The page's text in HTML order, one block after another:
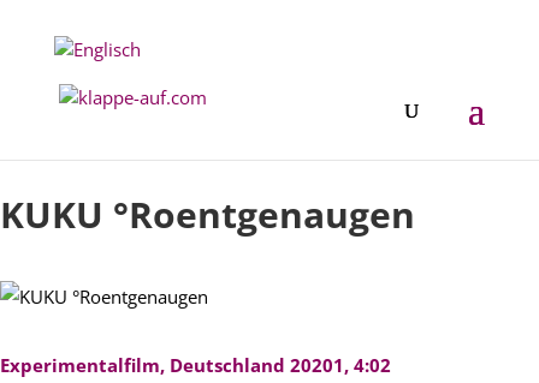
KUKU °Roentgenaugen
Experimentalfilm, Deutschland 20201, 4:02